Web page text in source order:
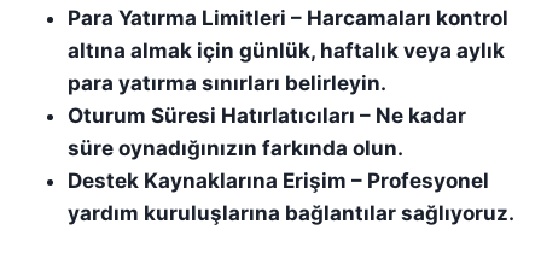
Para Yatırma Limitleri – Harcamaları kontrol
altına almak için günlük, haftalık veya aylık
para yatırma sınırları belirleyin.
Oturum Süresi Hatırlatıcıları – Ne kadar
süre oynadığınızın farkında olun.
Destek Kaynaklarına Erişim – Profesyonel
yardım kuruluşlarına bağlantılar sağlıyoruz.